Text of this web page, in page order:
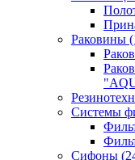
Раковины
Системы
Сифоны